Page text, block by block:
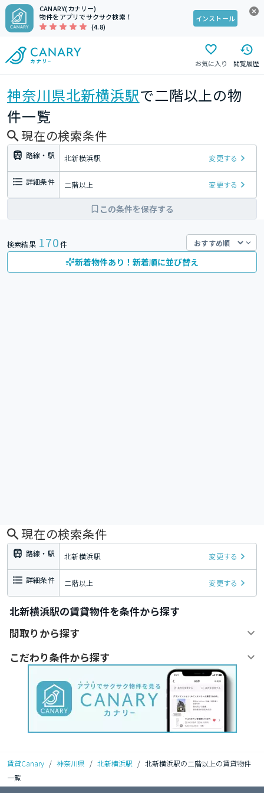
CANARY(カナリー)
物件をアプリでサクサク検索！
(4.8)
インストール
お気に入り 閲覧履歴
神奈川県北新横浜駅で二階以上の物
件一覧
現在の検索条件
路線・駅 北新横浜駅 変更する
詳細条件 二階以上 変更する
この条件を保存する
検索結果 170件
新着物件あり！新着順に並び替え
現在の検索条件
路線・駅 北新横浜駅 変更する
詳細条件 二階以上 変更する
北新横浜駅の賃貸物件を条件から探す
間取りから探す
こだわり条件から探す
賃貸Canary / 神奈川県 / 北新横浜駅 / 北新横浜駅の二階以上の賃貸物件
一覧